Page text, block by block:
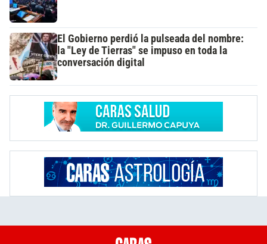
El Gobierno perdió la pulseada del nombre:
la "Ley de Tierras" se impuso en toda la
conversación digital